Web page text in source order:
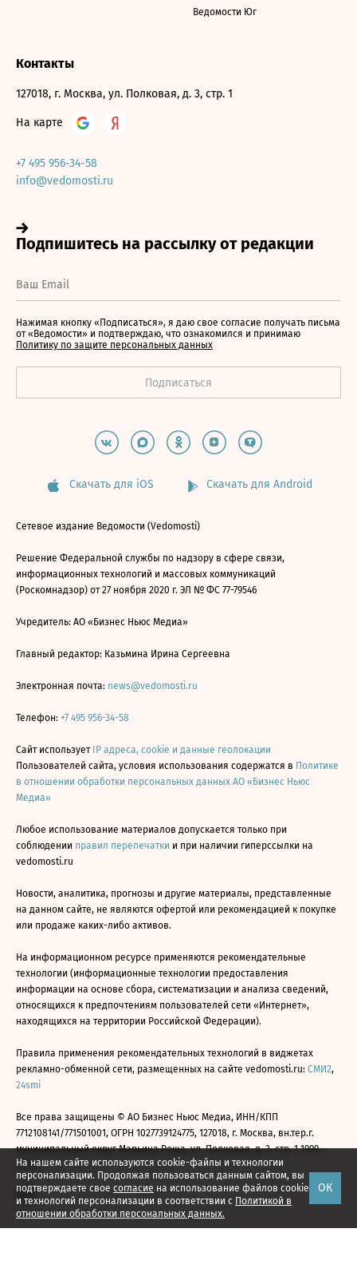
На нашем сайте используются cookie-файлы и технологии
персонализации. Продолжая пользоваться данным сайтом, вы
подтверждаете свое согласие на использование файлов cookie
и технологий персонализации в соответствии с Политикой в
отношении обработки персональных данных.
ОК
Ведомости Юг
Контакты
127018, г. Москва, ул. Полковая, д. 3, стр. 1
На карте
+7 495 956-34-58
info@vedomosti.ru
Нажимая кнопку «Подписаться», я даю свое согласие получать письма
от «Ведомости» и подтверждаю, что ознакомился и принимаю
Политику по защите персональных данных
Скачать для iOS Скачать для Android
Сетевое издание Ведомости (Vedomosti)
Решение Федеральной службы по надзору в сфере связи,
информационных технологий и массовых коммуникаций
(Роскомнадзор) от 27 ноября 2020 г. ЭЛ № ФС 77-79546
Учредитель: АО «Бизнес Ньюс Медиа»
Главный редактор: Казьмина Ирина Сергеевна
Электронная почта: news@vedomosti.ru
Телефон: +7 495 956-34-58
Сайт использует IP адреса, cookie и данные геолокации
Пользователей сайта, условия использования содержатся в Политике
в отношении обработки персональных данных АО «Бизнес Ньюс
Медиа»
Любое использование материалов допускается только при
соблюдении правил перепечатки и при наличии гиперссылки на
vedomosti.ru
Новости, аналитика, прогнозы и другие материалы, представленные
на данном сайте, не являются офертой или рекомендацией к покупке
или продаже каких-либо активов.
На информационном ресурсе применяются рекомендательные
технологии (информационные технологии предоставления
информации на основе сбора, систематизации и анализа сведений,
относящихся к предпочтениям пользователей сети «Интернет»,
находящихся на территории Российской Федерации).
Правила применения рекомендательных технологий в виджетах
рекламно-обменной сети, размещенных на сайте vedomosti.ru: СМИ2,
24smi
Все права защищены © АО Бизнес Ньюс Медиа, ИНН/КПП
7712108141/771501001, ОГРН 1027739124775, 127018, г. Москва, вн.тер.г.
муниципальный округ Марьина Роща, ул. Полковая, д. 3, стр. 1 1999—
2026